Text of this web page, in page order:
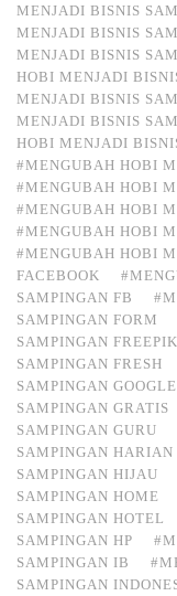
MENJADI BISNIS
MENJADI BISNIS
MENJADI BISNIS
HOBI MENJADI
MENJADI BISNIS
MENJADI BISNIS
HOBI MENJADI
#MENGUBAH HOBI
#MENGUBAH HOBI
#MENGUBAH HOBI
#MENGUBAH HOBI
#MENGUBAH HOBI
FACEBOOK
SAMPINGAN FB
SAMPINGAN FORM
SAMPINGAN FREEPIK
SAMPINGAN FRESH
SAMPINGAN GOOGLE
SAMPINGAN GRATIS
SAMPINGAN GURU
SAMPINGAN HARIAN
SAMPINGAN HIJAU
SAMPINGAN HOME
SAMPINGAN HOTEL
SAMPINGAN HP
SAMPINGAN IB
SAMPINGAN